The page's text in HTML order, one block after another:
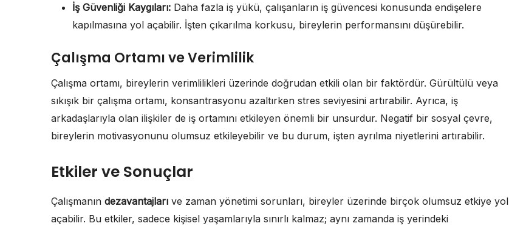
İş Güvenliği Kaygıları: Daha fazla iş yükü, çalışanların iş güvencesi konusunda endişelere
kapılmasına yol açabilir. İşten çıkarılma korkusu, bireylerin performansını düşürebilir.
Çalışma Ortamı ve Verimlilik
Çalışma ortamı, bireylerin verimlilikleri üzerinde doğrudan etkili olan bir faktördür. Gürültülü veya
sıkışık bir çalışma ortamı, konsantrasyonu azaltırken stres seviyesini artırabilir. Ayrıca, iş
arkadaşlarıyla olan ilişkiler de iş ortamını etkileyen önemli bir unsurdur. Negatif bir sosyal çevre,
bireylerin motivasyonunu olumsuz etkileyebilir ve bu durum, işten ayrılma niyetlerini artırabilir.
Etkiler ve Sonuçlar
Çalışmanın dezavantajları ve zaman yönetimi sorunları, bireyler üzerinde birçok olumsuz etkiye yol
açabilir. Bu etkiler, sadece kişisel yaşamlarıyla sınırlı kalmaz; aynı zamanda iş yerindeki